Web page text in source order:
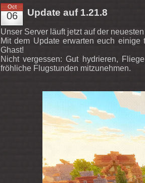
Oct
06 Update auf 1.21.8
Unser Server läuft jetzt auf der
Mit dem Update erwarten euch
Ghast!
Nicht vergessen: Gut hydrieren,
fröhliche Flugstunden mitzunehmen.